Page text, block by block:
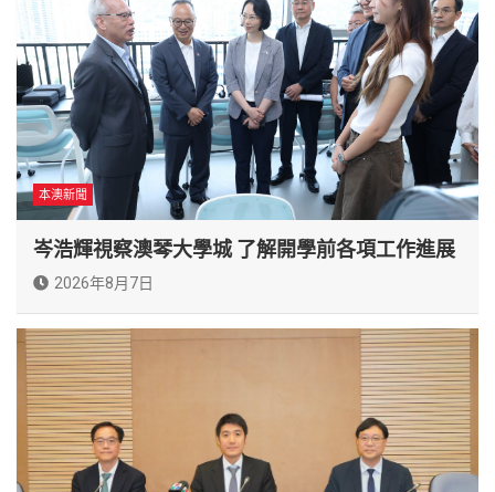
本澳新聞
岑浩輝視察澳琴大學城 了解開學前各項工作進展
2026年8月7日